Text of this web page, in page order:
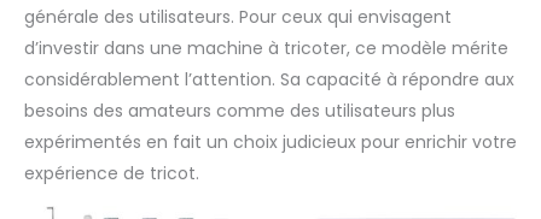
générale des utilisateurs. Pour ceux qui envisagent
d’investir dans une machine à tricoter, ce modèle mérite
considérablement l’attention. Sa capacité à répondre aux
besoins des amateurs comme des utilisateurs plus
expérimentés en fait un choix judicieux pour enrichir votre
expérience de tricot.